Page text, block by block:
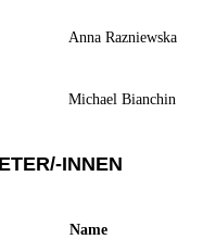
Anna Razniewska
Michael Bianchin
INNEN
Name